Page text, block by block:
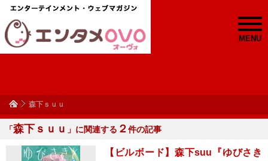
MENU
森下ｓｕｕ
「森下ｓｕｕ 」に関連する ２件の記事
【ビルボード】森下suu『ゆびさき